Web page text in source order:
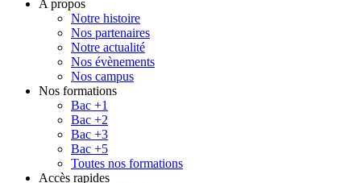
A propos
Notre histoire
Nos partenaires
Notre actualité
Nos évènements
Nos campus
Nos formations
Bac +1
Bac +2
Bac +3
Bac +5
Toutes nos formations
Accès rapides